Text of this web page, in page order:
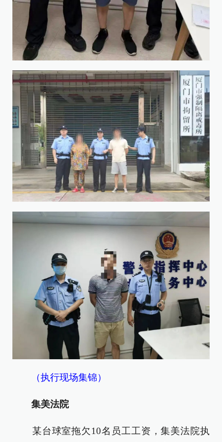
（执行现场集锦）
集美法院
某台球室拖欠10名员工工资，集美法院执